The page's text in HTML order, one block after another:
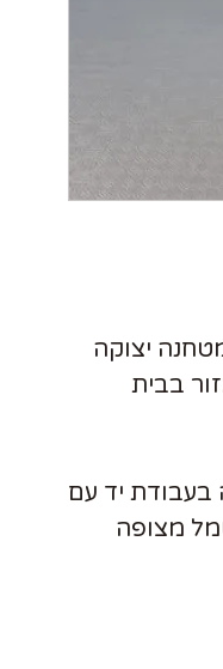
יצוקה
בבית
בעבודת יד עם
מצופה